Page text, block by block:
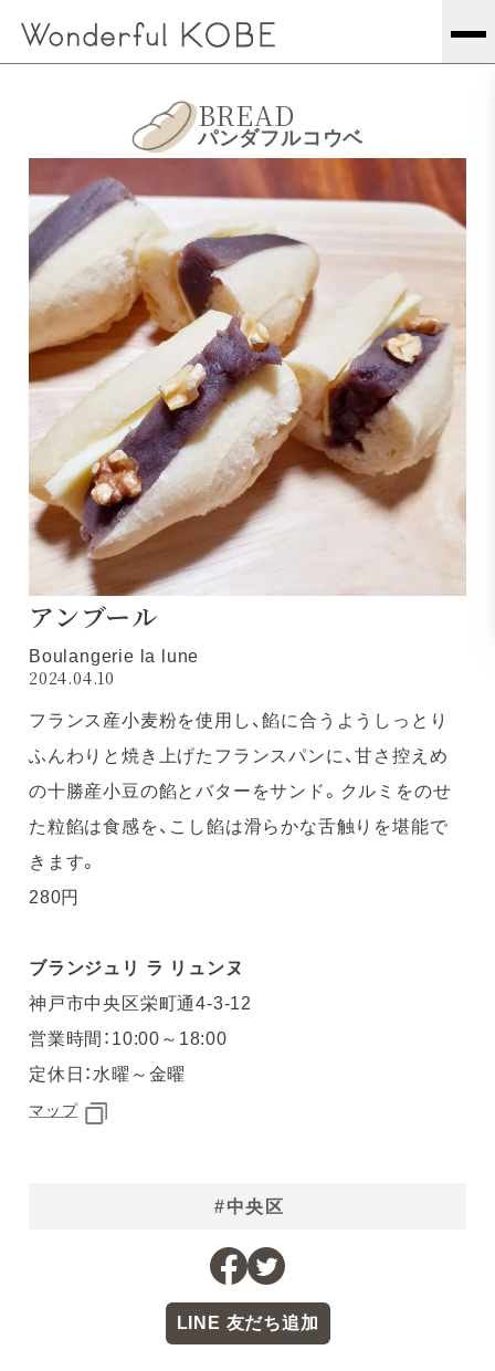
BREAD
パンダフルコウベ
アンブール
Boulangerie la lune
2024.04.10
フランス産小麦粉を使用し、餡に合うようしっとり
ふんわりと焼き上げたフランスパンに、甘さ控えめ
の十勝産小豆の餡とバターをサンド。クルミをのせ
た粒餡は食感を、こし餡は滑らかな舌触りを堪能で
きます。
280円
ブランジュリ ラ リュンヌ
神戸市中央区栄町通4-3-12
営業時間：10:00～18:00
定休日：水曜～金曜
マップ
#中央区
LINE 友だち追加